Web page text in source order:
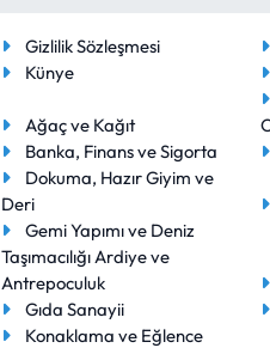
Gizlilik Sözleşmesi
Künye
Ağaç ve Kağıt
Banka, Finans ve Sigorta
Dokuma, Hazır Giyim ve
Deri
Gemi Yapımı ve Deniz
Taşımacılığı Ardiye ve
Antrepoculuk
Gıda Sanayii
Konaklama ve Eğlence